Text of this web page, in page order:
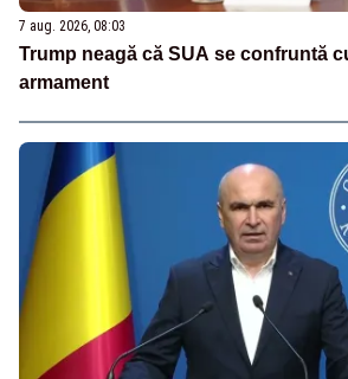
7 aug. 2026, 08:03
Trump neagă că SUA se confruntă
armament